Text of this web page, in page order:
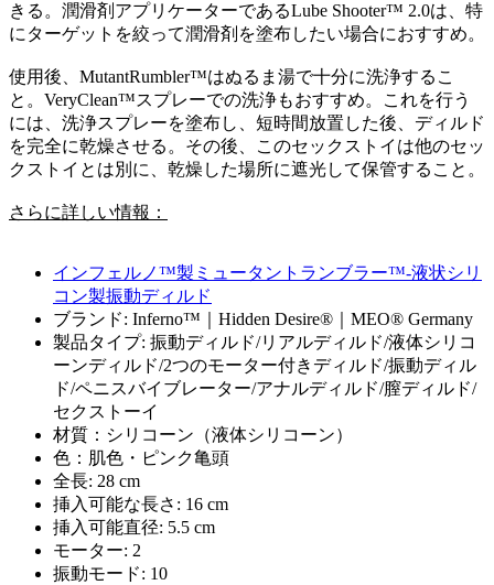
きる。潤滑剤アプリケーターであるLube Shooter™ 2.0は、特
にターゲットを絞って潤滑剤を塗布したい場合におすすめ。
使用後、MutantRumbler™はぬるま湯で十分に洗浄するこ
と。VeryClean™スプレーでの洗浄もおすすめ。これを行う
には、洗浄スプレーを塗布し、短時間放置した後、ディルド
を完全に乾燥させる。その後、このセックストイは他のセッ
クストイとは別に、乾燥した場所に遮光して保管すること。
さらに詳しい情報：
インフェルノ™製ミュータントランブラー™-液状シリ
コン製振動ディルド
ブランド: Inferno™｜Hidden Desire®｜MEO® Germany
製品タイプ: 振動ディルド/リアルディルド/液体シリコ
ーンディルド/2つのモーター付きディルド/振動ディル
ド/ペニスバイブレーター/アナルディルド/膣ディルド/
セクストーイ
材質：シリコーン（液体シリコーン）
色：肌色・ピンク亀頭
全長: 28 cm
挿入可能な長さ: 16 cm
挿入可能直径: 5.5 cm
モーター: 2
振動モード: 10